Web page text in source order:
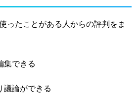
ったことがある人からの評判をま
集できる
議論ができる